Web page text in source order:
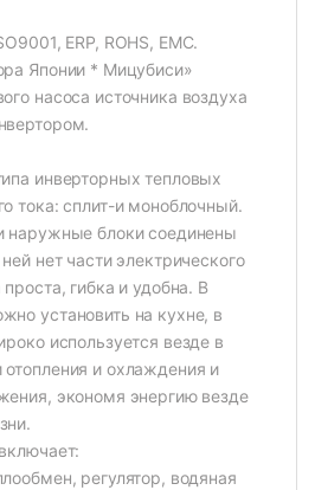
ERP, ROHS, EMC.
Японии * Мицубиси»
насоса источника воздуха
инверторных тепловых
тока: сплит-и моноблочный.
наружные блоки соединены
нет части электрического
гибка и удобна. В
установить на кухне, в
используется везде в
и охлаждения и
экономя энергию везде
регулятор, водяная